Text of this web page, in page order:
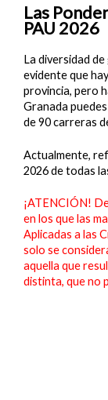
Las
PAU 2026
La diversidad
evidente que
provincia, pero
Granada
de 90 carreras
Actualmente,
2026 de todas
¡ATENCIÓN!
en los que las
Aplicadas a las
solo se
aquella que
distinta, que no